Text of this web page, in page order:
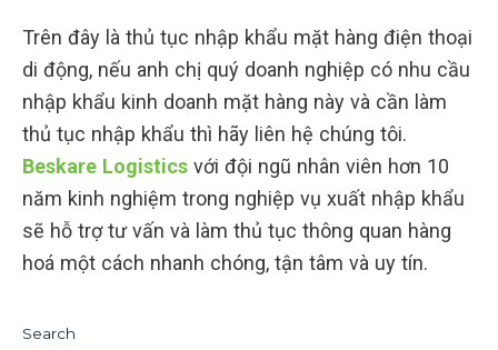
Trên đây là thủ tục nhập khẩu mặt hàng điện thoại
di động, nếu anh chị quý doanh nghiệp có nhu cầu
nhập khẩu kinh doanh mặt hàng này và cần làm
thủ tục nhập khẩu thì hãy liên hệ chúng tôi.
Beskare Logistics với đội ngũ nhân viên hơn 10
năm kinh nghiệm trong nghiệp vụ xuất nhập khẩu
sẽ hỗ trợ tư vấn và làm thủ tục thông quan hàng
hoá một cách nhanh chóng, tận tâm và uy tín.
Search